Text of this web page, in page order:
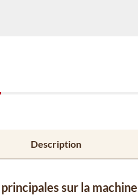
Description
sur la